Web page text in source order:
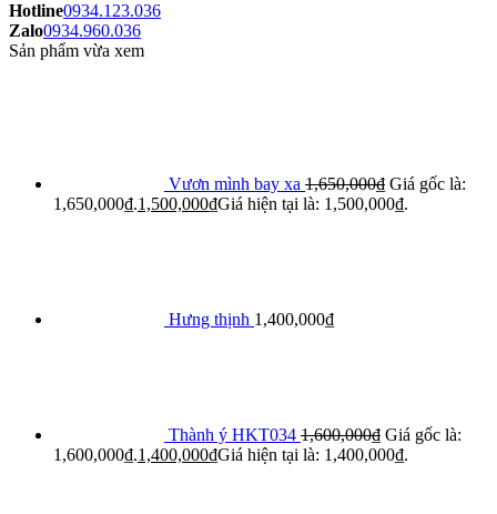
Hotline0934.123.036
Zalo0934.960.036
Sản phẩm vừa xem
Vươn mình bay xa 1,650,000₫ Giá gốc là:
1,650,000₫.1,500,000₫Giá hiện tại là: 1,500,000₫.
Hưng thịnh 1,400,000₫
Thành ý HKT034 1,600,000₫ Giá gốc là:
1,600,000₫.1,400,000₫Giá hiện tại là: 1,400,000₫.